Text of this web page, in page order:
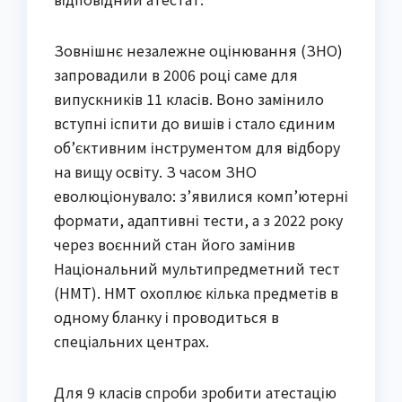
Зовнішнє незалежне оцінювання (ЗНО)
запровадили в 2006 році саме для
випускників 11 класів. Воно замінило
вступні іспити до вишів і стало єдиним
об’єктивним інструментом для відбору
на вищу освіту. З часом ЗНО
еволюціонувало: з’явилися комп’ютерні
формати, адаптивні тести, а з 2022 року
через воєнний стан його замінив
Національний мультипредметний тест
(НМТ). НМТ охоплює кілька предметів в
одному бланку і проводиться в
спеціальних центрах.
Для 9 класів спроби зробити атестацію